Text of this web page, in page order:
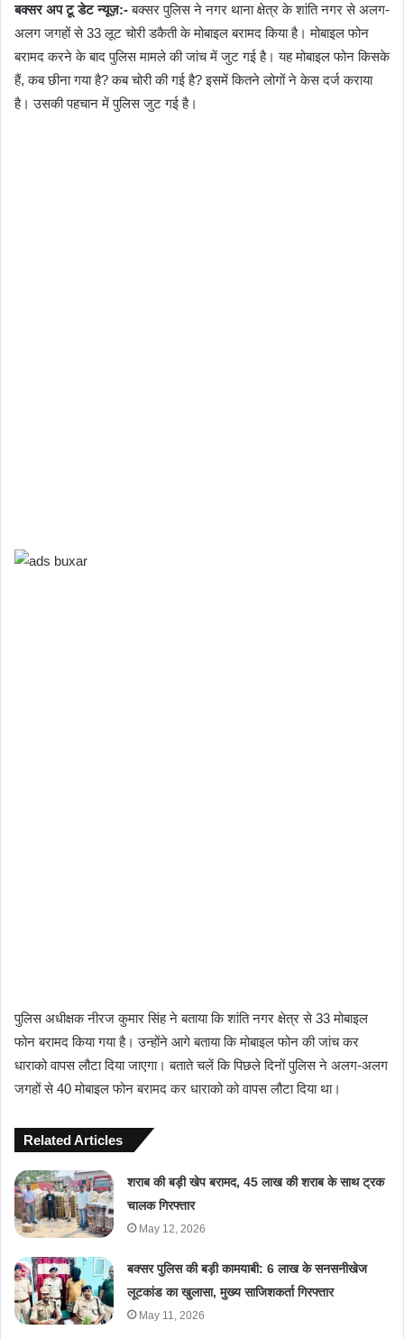
बक्सर अप टू डेट न्यूज़:-बक्सर पुलिस ने नगर थाना क्षेत्र के शांति नगर से अलग-
अलग जगहों से 33 लूट चोरी डकैती के मोबाइल बरामद किया है। मोबाइल फोन
बरामद करने के बाद पुलिस मामले की जांच में जुट गई है। यह मोबाइल फोन किसके
हैं, कब छीना गया है? कब चोरी की गई है? इसमें कितने लोगों ने केस दर्ज कराया
है। उसकी पहचान में पुलिस जुट गई है।
पुलिस अधीक्षक नीरज कुमार सिंह ने बताया कि शांति नगर क्षेत्र से 33 मोबाइल
फोन बरामद किया गया है। उन्होंने आगे बताया कि मोबाइल फोन की जांच कर
धाराको वापस लौटा दिया जाएगा। बताते चलें कि पिछले दिनों पुलिस ने अलग-अलग
जगहों से 40 मोबाइल फोन बरामद कर धाराको को वापस लौटा दिया था।
Related Articles
शराब की बड़ी खेप बरामद, 45 लाख की शराब के साथ ट्रक
चालक गिरफ्तार
May 12, 2026
बक्सर पुलिस की बड़ी कामयाबी: 6 लाख के सनसनीखेज
लूटकांड का खुलासा, मुख्य साजिशकर्ता गिरफ्तार
May 11, 2026